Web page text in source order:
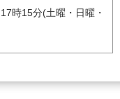
時15分(土曜・日曜・